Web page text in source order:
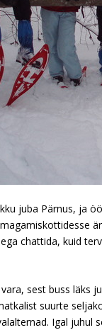
Pärnus, ja
chattida, kuid
buss läks juba
suurte
Igal juhul